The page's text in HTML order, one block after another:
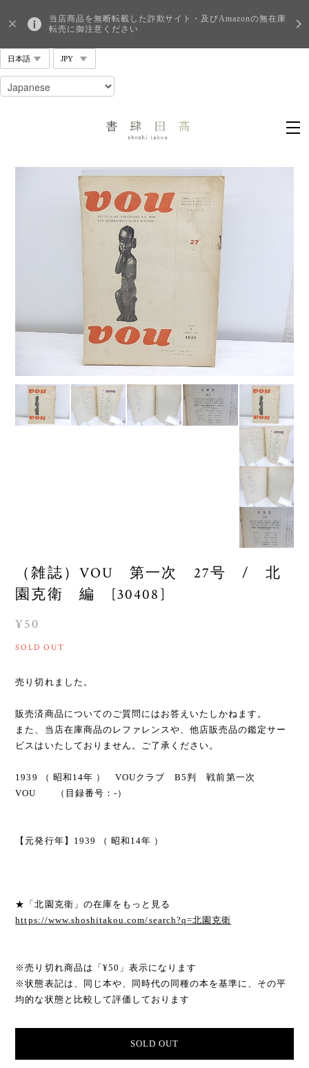
当店商品を無断転載した詐欺サイト・及びAmazonの無在庫
転売に御注意ください
（雑誌）VOU 第一次 27号 / 北
園克衛 編 [30408]
¥50
SOLD OUT
売り切れました。
販売済商品についてのご質問にはお答えいたしかねます。
また、当店在庫商品のレファレンスや、他店販売品の鑑定サー
ビスはいたしておりません。ご了承ください。
1939 （ 昭和14年 ） VOUクラブ B5判 戦前第一次
VOU （目録番号：-）
【元発行年】1939 （ 昭和14年 ）
★「北園克衛」の在庫をもっと見る
https://www.shoshitakou.com/search?q=北園克衛
※売り切れ商品は「¥50」表示になります
※状態表記は、同じ本や、同時代の同種の本を基準に、その平
均的な状態と比較して評価しております
SOLD OUT